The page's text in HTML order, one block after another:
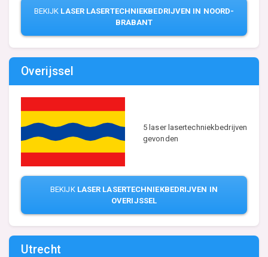
BEKIJK LASER LASERTECHNIEKBEDRIJVEN IN NOORD-
BRABANT
Overijssel
5 laser lasertechniekbedrijven
gevonden
BEKIJK LASER LASERTECHNIEKBEDRIJVEN IN
OVERIJSSEL
Utrecht